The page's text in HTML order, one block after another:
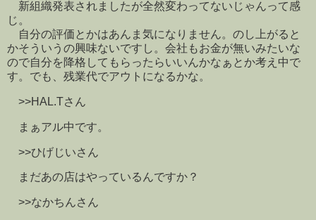
新組織発表されましたが全然変わってないじゃんって感
じ。
自分の評価とかはあんま気になりません。のし上がると
かそういうの興味ないですし。会社もお金が無いみたいな
ので自分を降格してもらったらいいんかなぁとか考え中で
す。でも、残業代でアウトになるかな。
>>HAL.Tさん
まぁアル中です。
>>ひげじいさん
まだあの店はやっているんですか？
>>なかちんさん